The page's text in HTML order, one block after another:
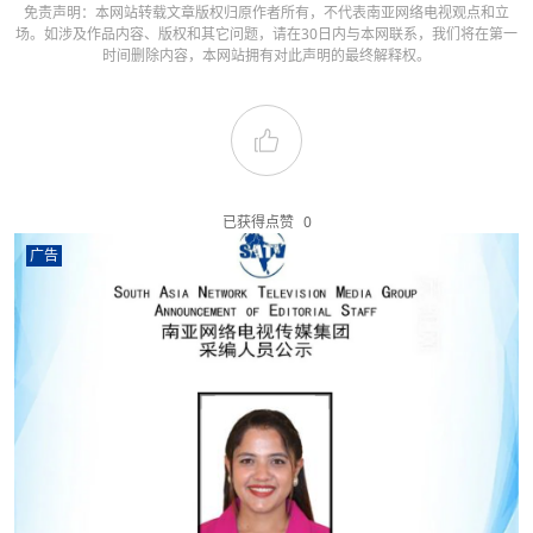
免责声明：本网站转载文章版权归原作者所有，不代表南亚网络电视观点和立
场。如涉及作品内容、版权和其它问题，请在30日内与本网联系，我们将在第一
时间删除内容，本网站拥有对此声明的最终解释权。
已获得点赞 0
广告